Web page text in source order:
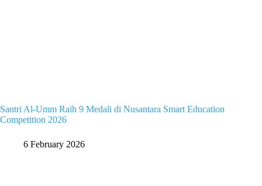
Santri Al-Umm Raih 9 Medali di Nusantara Smart Education
Competition 2026
6 February 2026